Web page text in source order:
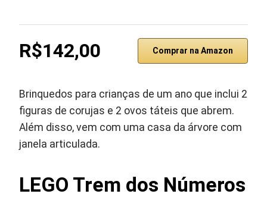
R$142,00 Comprar na Amazon
Brinquedos para crianças de um ano que inclui 2
figuras de corujas e 2 ovos táteis que abrem.
Além disso, vem com uma casa da árvore com
janela articulada.
LEGO Trem dos Números